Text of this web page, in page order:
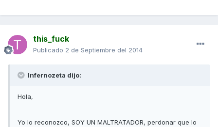
this_fuck
Publicado 2 de Septiembre del 2014
Infernozeta dijo:
Hola,
Yo lo reconozco, SOY UN MALTRATADOR, perdonar que lo